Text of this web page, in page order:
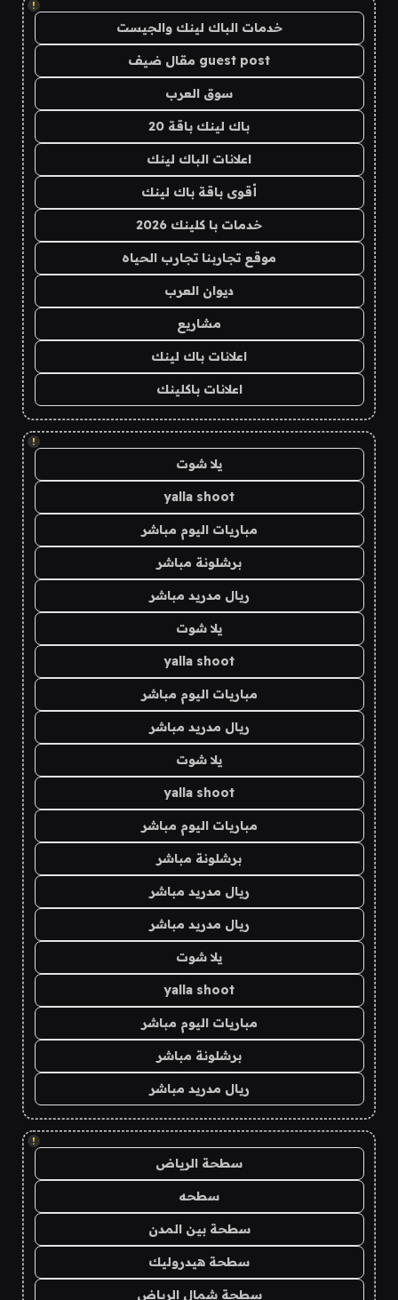
!
خدمات الباك لينك والجيست
guest post مقال ضيف
سوق العرب
باك لينك باقة 20
اعلانات الباك لينك
أقوى باقة باك لينك
خدمات با كلينك 2026
موقع تجاربنا تجارب الحياه
ديوان العرب
مشاريع
اعلانات باك لينك
اعلانات باكلينك
!
يلا شوت
yalla shoot
مباريات اليوم مباشر
برشلونة مباشر
ريال مدريد مباشر
يلا شوت
yalla shoot
مباريات اليوم مباشر
ريال مدريد مباشر
يلا شوت
yalla shoot
مباريات اليوم مباشر
برشلونة مباشر
ريال مدريد مباشر
ريال مدريد مباشر
يلا شوت
yalla shoot
مباريات اليوم مباشر
برشلونة مباشر
ريال مدريد مباشر
!
سطحة الرياض
سطحه
سطحة بين المدن
سطحة هيدروليك
سطحة شمال الرياض